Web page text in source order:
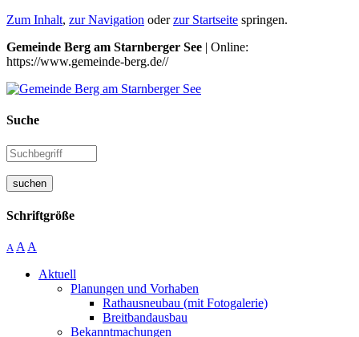
Zum Inhalt, zur Navigation oderzur Startseite springen.
Gemeinde Berg am Starnberger See | Online:
https://www.gemeinde-berg.de//
Suche
suchen
Schriftgröße
A A A
Aktuell
Planungen und Vorhaben
Rathausneubau (mit Fotogalerie)
Breitbandausbau
Bekanntmachungen